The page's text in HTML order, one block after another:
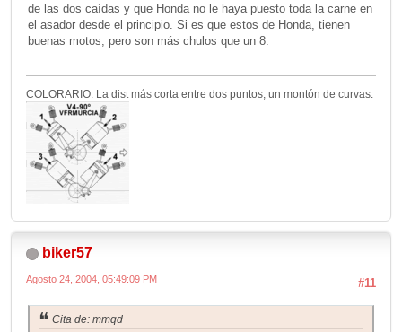
de las dos caídas y que Honda no le haya puesto toda la carne en
el asador desde el principio. Si es que estos de Honda, tienen
buenas motos, pero son más chulos que un 8.
COLORARIO: La dist más corta entre dos puntos, un montón de curvas.
biker57
#11
Agosto 24, 2004, 05:49:09 PM
Cita de: mmqd